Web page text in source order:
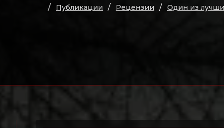
Публикации Рецензии Один из